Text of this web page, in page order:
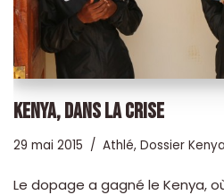
KENYA, DANS LA CRISE
29 mai 2015 Athlé, Dossier
Le dopage a gagné le Kenya,